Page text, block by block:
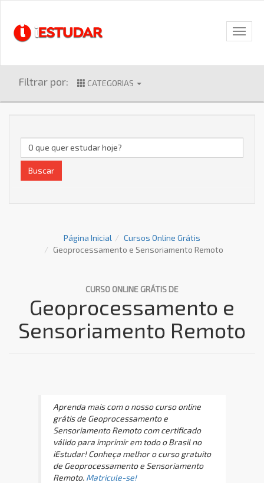
Filtrar por: CATEGORIAS
Buscar
Página Inicial
Cursos Online Grátis
Geoprocessamento e Sensoriamento Remoto
CURSO ONLINE GRÁTIS DE
Geoprocessamento e
Sensoriamento Remoto
Aprenda mais com o nosso curso online
grátis de Geoprocessamento e
Sensoriamento Remoto com certificado
válido para imprimir em todo o Brasil no
iEstudar! Conheça melhor o curso gratuito
de Geoprocessamento e Sensoriamento
Remoto. Matricule-se!